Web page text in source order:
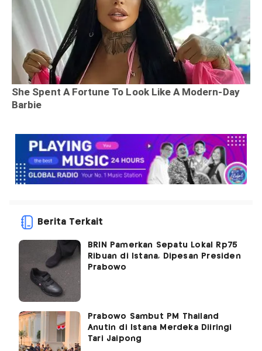
Berita Terkait
BRIN Pamerkan Sepatu Lokal Rp75
Ribuan di Istana, Dipesan Presiden
Prabowo
Prabowo Sambut PM Thailand
Anutin di Istana Merdeka Diiringi
Tari Jaipong